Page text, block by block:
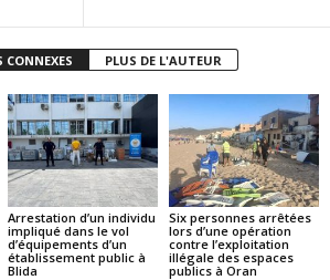
CONNEXES PLUS DE L'AUTEUR
Arrestation d’un individu
impliqué dans le vol
d’équipements d’un
établissement public à
Blida
Six personnes arrêtées
lors d’une opération
contre l’exploitation
illégale des espaces
publics à Oran